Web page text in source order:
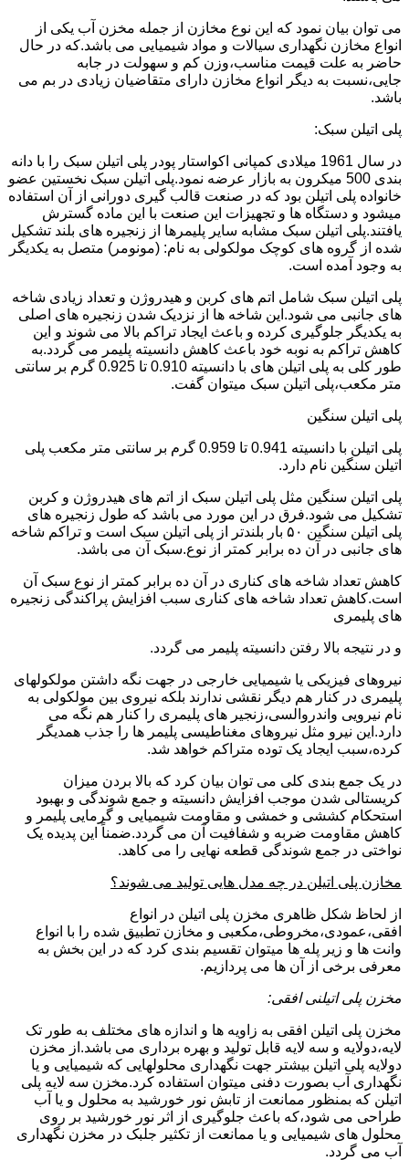
می توان بیان نمود که این نوع مخازن از جمله مخزن آب یکی از
انواع مخازن نگهداری سیالات و مواد شیمیایی می باشد.که در حال
حاضر به علت قیمت مناسب،وزن کم و سهولت در جابه
جایی،نسبت به دیگر انواع مخازن دارای متقاضیان زیادی در بم می
باشد.
پلی اتیلن سبک:
در سال 1961 میلادی کمپانی اکواستار پودر پلی اتیلن سبک را با دانه
بندی 500 میکرون به بازار عرضه نمود.پلی اتیلن سبک نخستین عضو
خانواده پلی اتیلن بود که در صنعت قالب گیری دورانی از آن استفاده
میشود و دستگاه ها و تجهیزات این صنعت با این ماده گسترش
یافتند.پلی اتیلن سبک مشابه سایر پلیمرها از زنجیره های بلند تشکیل
شده از گروه های کوچک مولکولی به نام: (مونومر) متصل به یکدیگر
به وجود آمده است.
پلی اتیلن سبک شامل اتم های کربن و هیدروژن و تعداد زیادی شاخه
های جانبی می شود.این شاخه ها از نزدیک شدن زنجیره های اصلی
به یکدیگر جلوگیری کرده و باعث ایجاد تراکم بالا می شوند و این
کاهش تراکم به نوبه خود باعث کاهش دانسیته پلیمر می گردد.به
طور کلی به پلی اتیلن های با دانسیته 0.910 تا 0.925 گرم بر سانتی
متر مکعب،پلی اتیلن سبک میتوان گفت.
پلی اتیلن سنگین
پلی اتیلن با دانسیته 0.941 تا 0.959 گرم بر سانتی متر مکعب پلی
اتیلن سنگین نام دارد.
پلی اتیلن سنگین مثل پلی اتیلن سبک از اتم های هیدروژن و کربن
تشکیل می شود.فرق در این مورد می باشد که طول زنجیره های
پلی اتیلن سنگین ۵۰ بار بلندتر از پلی اتیلن سبک است و تراکم شاخه
های جانبی در آن ده برابر کمتر از نوع.سبک آن می باشد.
کاهش تعداد شاخه های کناری در آن ده برابر کمتر از نوع سبک آن
است.کاهش تعداد شاخه های کناری سبب افزایش پراکندگی زنجیره
های پلیمری
و در نتیجه بالا رفتن دانسیته پلیمر می گردد.
نیروهای فیزیکی یا شیمیایی خارجی در جهت نگه داشتن مولکولهای
پلیمری در کنار هم دیگر نقشی ندارند بلکه نیروی بین مولکولی به
نام نیرویی واندروالسی،زنجیر های پلیمری را کنار هم نگه می
دارد.این نیرو مثل نیروهای مغناطیسی پلیمر ها را جذب همدیگر
کرده،سبب ایجاد یک توده متراکم خواهد شد.
در یک جمع بندی کلی می توان بیان کرد که بالا بردن میزان
کریستالی شدن موجب افزایش دانسیته و جمع شوندگی و بهبود
استحکام کششی و خمشی و مقاومت شیمیایی و گرمایی پلیمر و
کاهش مقاومت ضربه و شفافیت آن می گردد.ضمناً این پدیده یک
نواختی در جمع شوندگی قطعه نهایی را می کاهد.
مخازن پلی اتیلن در چه مدل هایی تولید می شوند؟
از لحاظ شکل ظاهری مخزن پلی اتیلن در انواع
افقی،عمودی،مخروطی،مکعبی و مخازن تطبیق شده را با انواع
وانت ها و زیر پله ها میتوان تقسیم بندی کرد که در این بخش به
معرفی برخی از آن ها می پردازیم.
مخزن پلی اتیلنی افقی:
مخزن پلی اتیلن افقی به زاویه ها و اندازه های مختلف به طور تک
لایه،دولایه و سه لایه قابل تولید و بهره برداری می باشد.از مخزن
دولایه پلی اتیلن بیشتر جهت نگهداری محلولهایی که شیمیایی و یا
نگهداری آب بصورت دفنی میتوان استفاده کرد.مخزن سه لایه پلی
اتیلن که بمنظور ممانعت از تابش نور خورشید به محلول و یا آب
طراحی می شود،که باعث جلوگیری از اثر نور خورشید بر روی
محلول های شیمیایی و یا ممانعت از تکثیر جلبک در مخزن نگهداری
آب می گردد.